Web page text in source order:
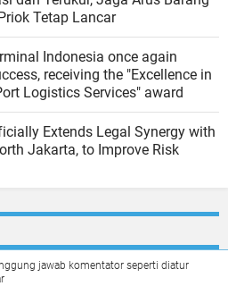
Tetap Lancar
Indonesia once again
receiving the "Excellence in
Logistics Services" award
Extends Legal Synergy with
Jakarta, to Improve Risk
jawab komentator seperti diatur